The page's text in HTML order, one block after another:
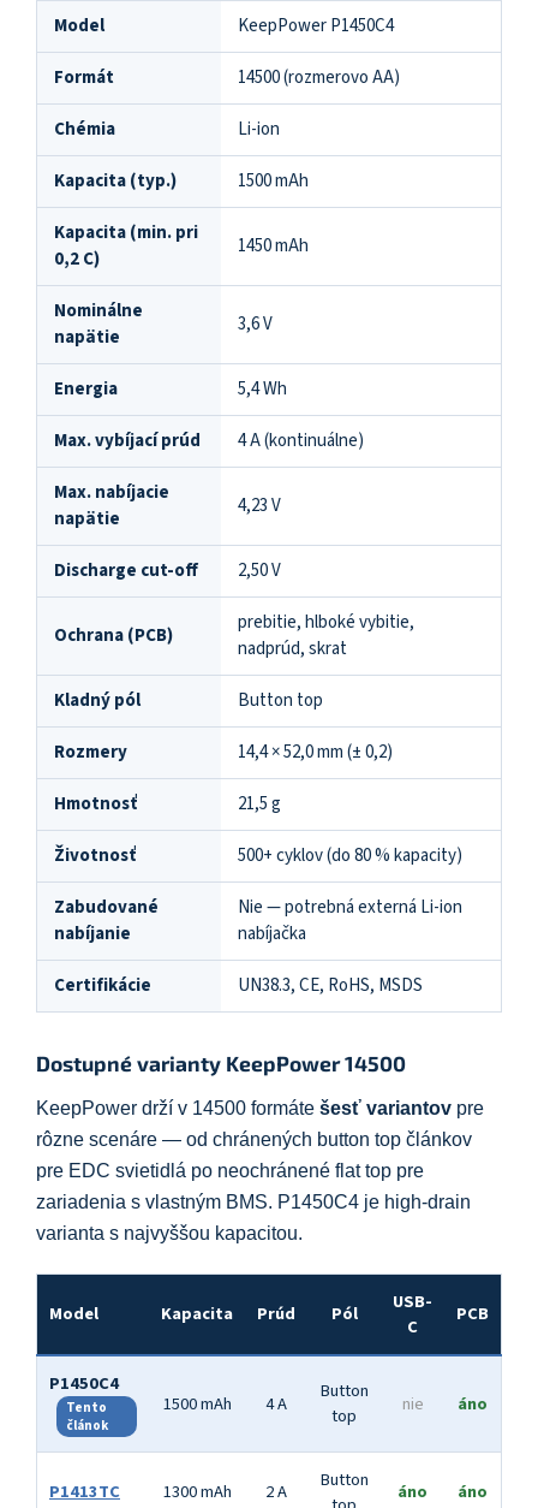
Model KeepPower P1450C4
Formát 14500 (rozmerovo AA)
Chémia Li-ion
Kapacita (typ.) 1500 mAh
Kapacita (min. pri
0,2 C)
1450 mAh
Nominálne
napätie
3,6 V
Energia 5,4 Wh
Max. vybíjací prúd 4 A (kontinuálne)
Max. nabíjacie
napätie
4,23 V
Discharge cut-off 2,50 V
Ochrana (PCB)
prebitie, hlboké vybitie,
nadprúd, skrat
Kladný pól Button top
Rozmery 14,4 × 52,0 mm (± 0,2)
Hmotnosť 21,5 g
Životnosť 500+ cyklov (do 80 % kapacity)
Zabudované
nabíjanie
Nie — potrebná externá Li-ion
nabíjačka
Certifikácie UN38.3, CE, RoHS, MSDS
Dostupné varianty KeepPower 14500
KeepPower drží v 14500 formáte šesť variantov pre
rôzne scenáre — od chránených button top článkov
pre EDC svietidlá po neochránené flat top pre
zariadenia s vlastným BMS. P1450C4 je high-drain
varianta s najvyššou kapacitou.
Model Kapacita Prúd Pól
USB-
C
PCB
P1450C4
Tento
článok
1500 mAh 4 A
Button
top
nie áno
P1413TC 1300 mAh 2 A
Button
áno áno